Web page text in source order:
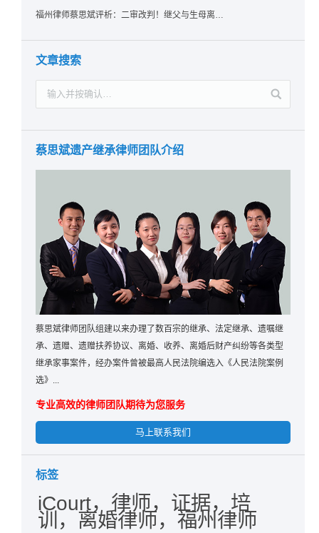
福州律师蔡思斌评析：二审改判！继父与生母离婚后，曾受其抚养的继子女是否仍享有继承权？
文章搜索
蔡思斌遗产继承律师团队介绍
蔡思斌律师团队组建以来办理了数百宗的继承、法定继承、遗嘱继
承、遗赠、遗赠扶养协议、离婚、收养、离婚后财产纠纷等各类型
继承家事案件，经办案件曾被最高人民法院编选入《人民法院案例
选》...
专业高效的律师团队期待为您服务
马上联系我们
标签
iCourt，律师，证据，培
训，离婚律师，福州律师